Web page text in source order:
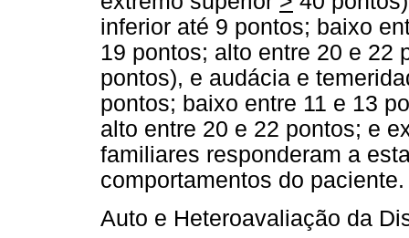
inferior até 9 pontos; baixo
19 pontos; alto entre 20 e 22
pontos), e audácia e
pontos; baixo entre 11 e 13
alto entre 20 e 22 pontos; e
familiares responderam a
comportamentos do paciente.
Auto e Heteroavaliação da